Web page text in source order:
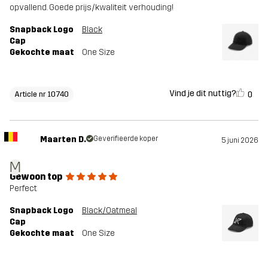
opvallend. Goede prijs/kwaliteit verhouding!
Snapback Logo
Cap
Black
Gekochte maat One Size
Article nr 10740 Vind je dit nuttig? 0
M
Maarten D. Geverifieerde koper 5 juni 2026
Gewoon top
Perfect
Snapback Logo
Cap
Black/Oatmeal
Gekochte maat One Size